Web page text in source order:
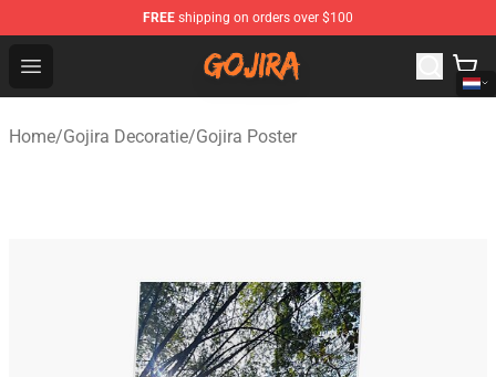
FREE shipping on orders over $100
Open menu
Gojira Shop - Official Gojira Merchandise Store
Home/Gojira Decoratie/Gojira Poster